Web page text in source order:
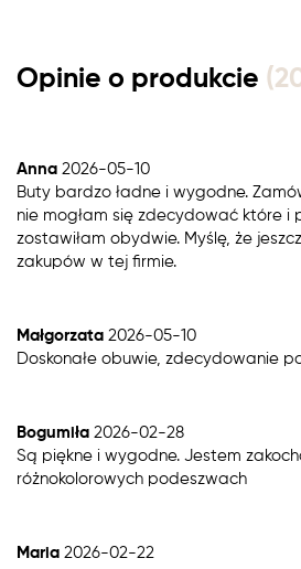
Opinie o produkcie
Anna 2026-05-10
Buty bardzo ładne i wygodne.
nie mogłam się zdecydować które i
zostawiłam obydwie. Myślę, że
zakupów w tej firmie.
Małgorzata 2026-05-10
Doskonałe obuwie, zdecydowanie
Bogumiła 2026-02-28
Są piękne i wygodne. Jestem
różnokolorowych podeszwach
Maria 2026-02-22